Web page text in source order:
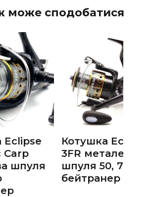
може сподобатися
Eclipse
Carp
шпуля
Котушка Eclipse
3FR металева
шпуля 50, 7+1bb
бейтранер